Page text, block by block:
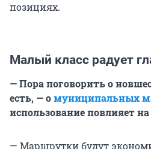
позициях.
Малый класс радует
— Пора поговорить о
есть, — омуниципальных
использование повлияет
— Маршрутки будут